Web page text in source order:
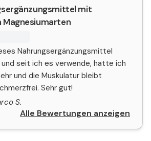
mit
Magnesiumarten
Nahrungsergänzungsmittel
seit ich es verwende, hatte ich
und die Muskulatur bleibt
Sehr gut!
S.
Alle Bewertungen anzeigen